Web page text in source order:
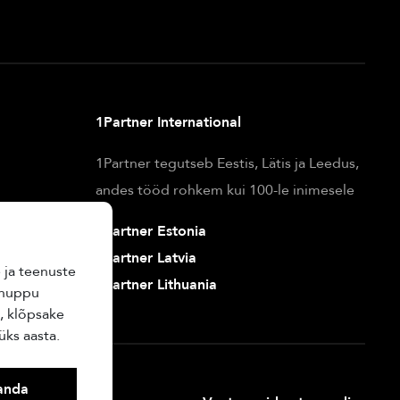
1Partner International
1Partner tegutseb Eestis, Lätis ja Leedus,
andes tööd rohkem kui 100-le inimesele
Partner Estonia
Partner Latvia
Partner Lithuania
teenuste
klõpsake
aasta.